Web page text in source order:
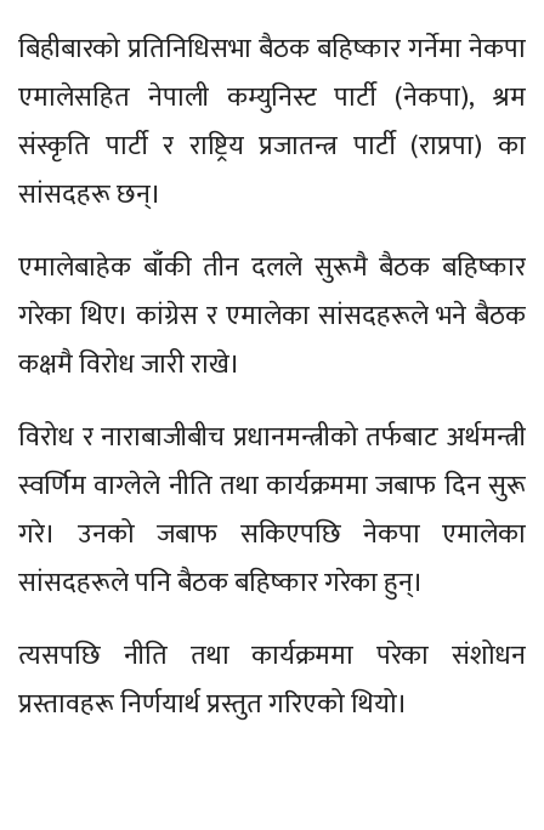
बिहीबारको प्रतिनिधिसभा बैठक बहिष्कार गर्नेमा नेकपा
एमालेसहित नेपाली कम्युनिस्ट पार्टी (नेकपा), श्रम
संस्कृति पार्टी र राष्ट्रिय प्रजातन्त्र पार्टी (राप्रपा) का
सांसदहरू छन्।
एमालेबाहेक बाँकी तीन दलले सुरूमै बैठक बहिष्कार
गरेका थिए। कांग्रेस र एमालेका सांसदहरूले भने बैठक
कक्षमै विरोध जारी राखे।
विरोध र नाराबाजीबीच प्रधानमन्त्रीको तर्फबाट अर्थमन्त्री
स्वर्णिम वाग्लेले नीति तथा कार्यक्रममा जबाफ दिन सुरू
गरे। उनको जबाफ सकिएपछि नेकपा एमालेका
सांसदहरूले पनि बैठक बहिष्कार गरेका हुन्।
त्यसपछि नीति तथा कार्यक्रममा परेका संशोधन
प्रस्तावहरू निर्णयार्थ प्रस्तुत गरिएको थियो।